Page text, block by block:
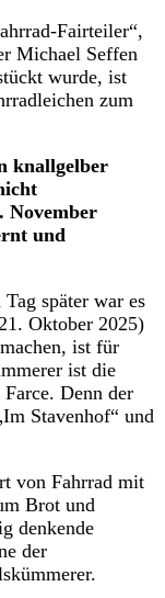
Fairteiler“,
Michael Seffen
wurde, ist
zum
knallgelber
November
und
später war es
Oktober 2025)
ist für
ist die
Denn der
Stavenhof“ und
von Fahrrad mit
Brot und
denkende
der